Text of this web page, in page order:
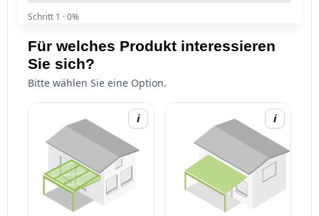
Schritt 1 ·0%
Für welches Produkt interessieren
Sie sich?
Bitte wählen Sie eine Option.
i i